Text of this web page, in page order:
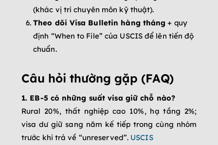
(khác vị trí chuyên môn kỹ thuật).
Theo dõi Visa Bulletin hàng tháng + quy
định “When to File” của USCIS để lên tiến độ
chuẩn.
Câu hỏi thường gặp (FAQ)
1. EB-5 có những suất visa giữ chỗ nào?
Rural 20%, thất nghiệp cao 10%, hạ tầng 2%;
visa dư giữ sang năm kế tiếp trong cùng nhóm
trước khi trả về “unreserved”. USCIS